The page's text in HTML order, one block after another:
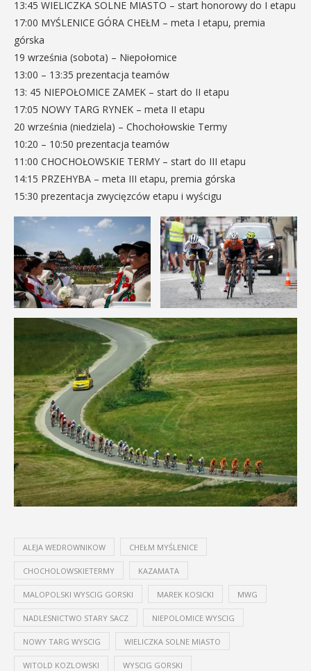
13:45 WIELICZKA SOLNE MIASTO – start honorowy do I etapu
17:00 MYŚLENICE GÓRA CHEŁM – meta I etapu, premia
górska
19 września (sobota) – Niepołomice
13:00 – 13:35 prezentacja teamów
13: 45 NIEPOŁOMICE ZAMEK – start do II etapu
17:05 NOWY TARG RYNEK – meta II etapu
20 września (niedziela) – Chochołowskie Termy
10:20 – 10:50 prezentacja teamów
11:00 CHOCHOŁOWSKIE TERMY – start do III etapu
14:15 PRZEHYBA – meta III etapu, premia górska
15:30 prezentacja zwycięzców etapu i wyścigu
ALEJA WEDROWNIKOW CHEŁM MYŚLENICE
CHOCHOLOWSKIETERMY KAZAMATA
MALOPOLSKI WYSCIG GORSKI MAREK KOSICKI MWG
NADLESNICTWO STARY SACZ NIEPOLOMICE WYSCIG
NOWY TARG WYSCIG WIELICZKA SOLNE MIASTO
WITOLD KOZLOWSKI WYSCIG GORSKI